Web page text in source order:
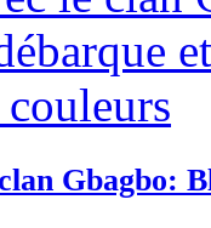
Gbagbo: